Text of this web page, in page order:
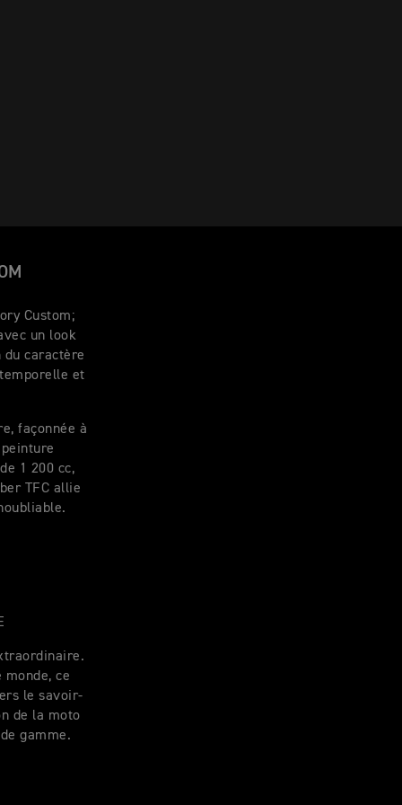
Custom;
un look
caractère
et
façonnée à
1 200 cc,
TFC allie
ce
le savoir-
de la moto
gamme.